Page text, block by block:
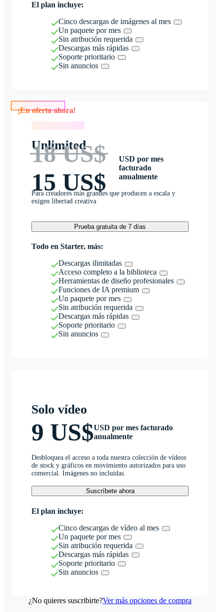
El plan incluye:
Cinco descargas de imágenes al mes
Un paquete por mes
Sin atribución requerida
Descargas más rápidas
Soporte prioritario
Sin anuncios
Unlimited
18 US$
15 US$
USD por mes
facturado
anualmente
Para creadores más grandes que producen a escala y
exigen libertad creativa
Prueba gratuita de 7 días
Todo en Starter, más:
Descargas ilimitadas
Acceso completo a la biblioteca
Herramientas de diseño profesionales
Funciones de IA premium
Un paquete por mes
Sin atribución requerida
Descargas más rápidas
Soporte prioritario
Sin anuncios
Solo vídeo
9 US$USD por mes facturado
anualmente
Desbloquea el acceso a toda nuestra colección de vídeos
de stock y gráficos en movimiento autorizados para uso
comercial. Imágenes no incluidas.
Suscríbete ahora
El plan incluye:
Cinco descargas de vídeo al mes
Un paquete por mes
Sin atribución requerida
Descargas más rápidas
Soporte prioritario
Sin anuncios
¿No quieres suscribirte?Ver más opciones de compra